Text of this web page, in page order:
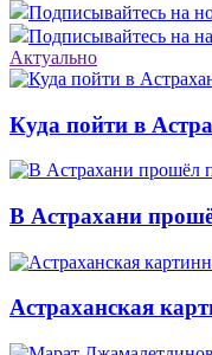
Подписывайтесь на
Подписывайтесь на
Актуально
Куда пойти в
В Астрахани
Астраханская